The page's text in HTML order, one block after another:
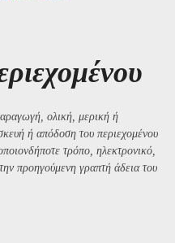
ολική, μερική ή
ή απόδοση του περιεχομένου
τρόπο, ηλεκτρονικό,
προηγούμενη γραπτή άδεια του